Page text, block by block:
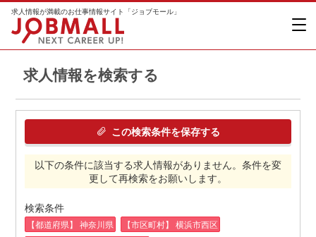
求人情報が満載のお仕事情報サイト「ジョブモール」
求人情報を検索する
この検索条件を保存する
以下の条件に該当する求人情報がありません。条件を変
更して再検索をお願いします。
検索条件
【都道府県】 神奈川県
【市区町村】 横浜市西区